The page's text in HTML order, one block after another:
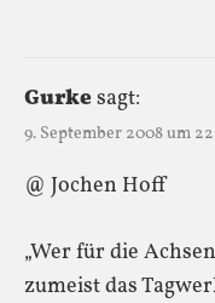
Gurkesagt:
9. September 2008 um
@ Jochen Hoff
„Wer für die
zumeist das